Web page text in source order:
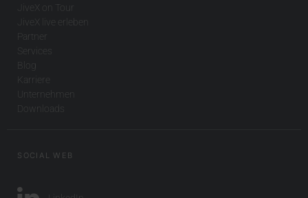
JiveX on Tour
JiveX live erleben
Partner
Services
Blog
Karriere
Unternehmen
Downloads
SOCIAL WEB